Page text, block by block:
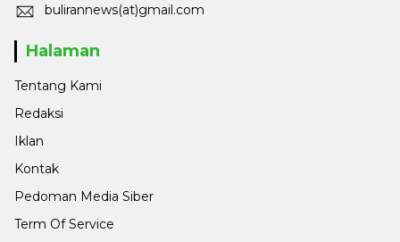
bulirannews(at)gmail.com
Halaman
Tentang Kami
Redaksi
Iklan
Kontak
Pedoman Media Siber
Term Of Service